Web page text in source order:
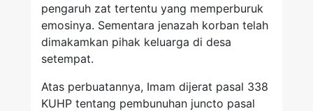
pengaruh zat tertentu yang memperburuk
emosinya. Sementara jenazah korban telah
dimakamkan pihak keluarga di desa
setempat.
Atas perbuatannya, Imam dijerat pasal 338
KUHP tentang pembunuhan juncto pasal